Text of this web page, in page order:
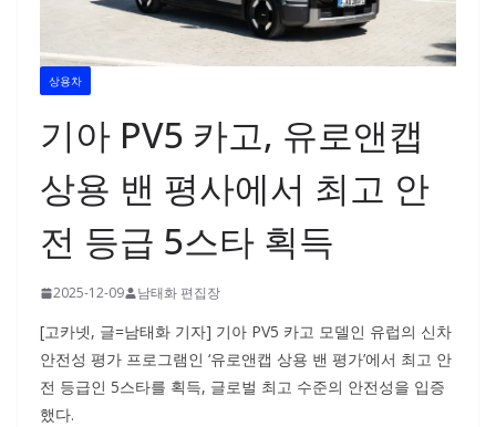
상용차
기아 PV5 카고, 유로앤캡
상용 밴 평사에서 최고 안
전 등급 5스타 획득
2025-12-09 남태화 편집장
[고카넷, 글=남태화 기자] 기아 PV5 카고 모델인 유럽의 신차
안전성 평가 프로그램인 ‘유로앤캡 상용 밴 평가’에서 최고 안
전 등급인 5스타를 획득, 글로벌 최고 수준의 안전성을 입증
했다.